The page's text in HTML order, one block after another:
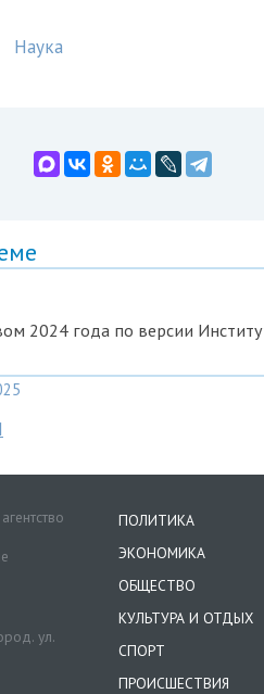
Наука
2024 года по версии
ул.
ПОЛИТИКА
ЭКОНОМИКА
ОБЩЕСТВО
КУЛЬТУРА И ОТДЫХ
СПОРТ
ПРОИСШЕСТВИЯ